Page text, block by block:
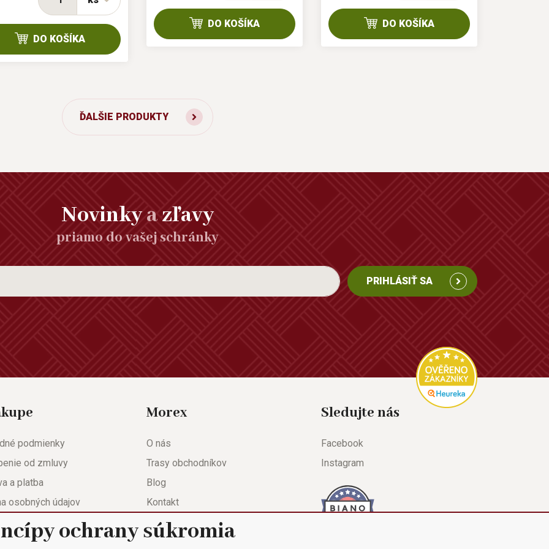
DO KOŠÍKA
DO KOŠÍKA DO KOŠÍKA
ĎALŠIE PRODUKTY
Novinkyazľavy
priamo do vašej schránky
PRIHLÁSIŤ SA
podmienky
od zmluvy
a platba
osobných údajov
list
Morex
O nás
Trasy obchodníkov
Blog
Kontakt
Nastavenie súkromia
Sledujte nás
Facebook
Instagram
ochrany súkromia